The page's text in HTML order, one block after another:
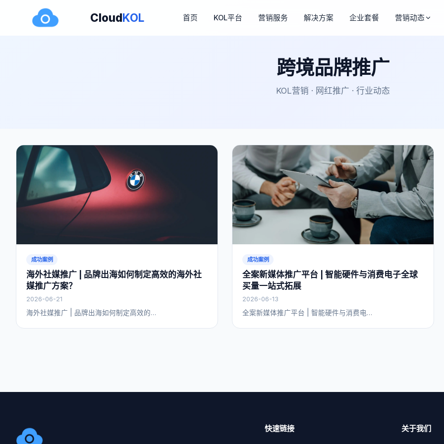
CloudKOL 首页 KOL平台 营销服务 解决方案 企业套餐 营销动态
跨境品牌推广
KOL营销 · 网红推广 · 行业动态
成功案例
海外社媒推广 | 品牌出海如何制定高效的海外社
媒推广方案？
2026-06-21
海外社媒推广 | 品牌出海如何制定高效的…
成功案例
全案新媒体推广平台 | 智能硬件与消费电子全球
买量一站式拓展
2026-06-13
全案新媒体推广平台 | 智能硬件与消费电…
快速链接 关于我们